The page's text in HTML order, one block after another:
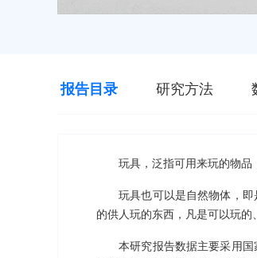
报告目录 研究方法
玩具，泛指可用来玩的物品
玩具也可以是自然物体，
的供人玩的东西，凡是可以玩的
本研究报告数据主要采用